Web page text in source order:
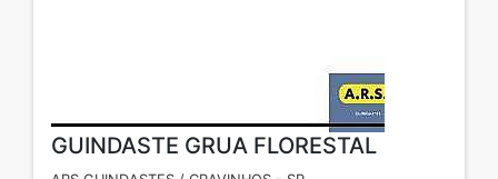
GUINDASTE GRUA FLORESTAL